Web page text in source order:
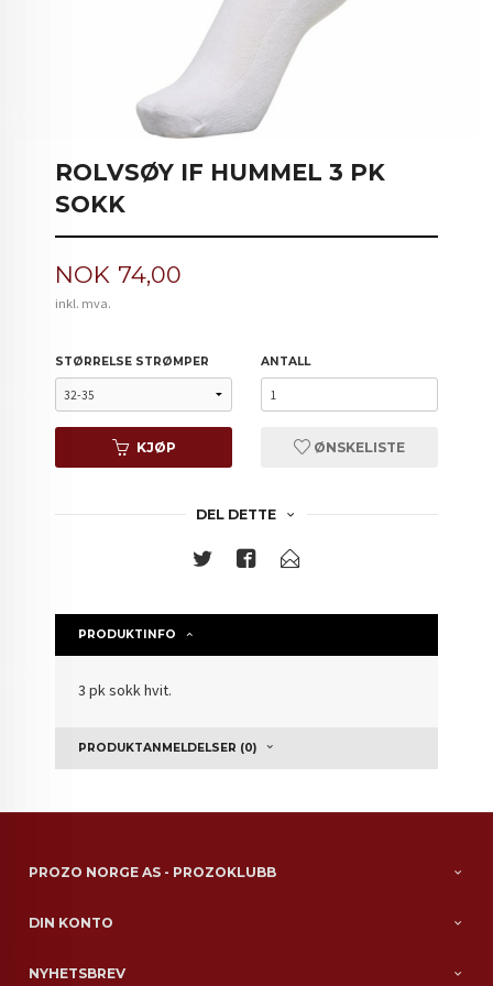
ROLVSØY IF HUMMEL 3 PK
SOKK
Pris
NOK 74,00
inkl. mva.
STØRRELSE STRØMPER ANTALL
KJØP ØNSKELISTE
DEL DETTE
PRODUKTINFO
3 pk sokk hvit.
PRODUKTANMELDELSER (0)
PROZO NORGE AS - PROZOKLUBB
DIN KONTO
NYHETSBREV